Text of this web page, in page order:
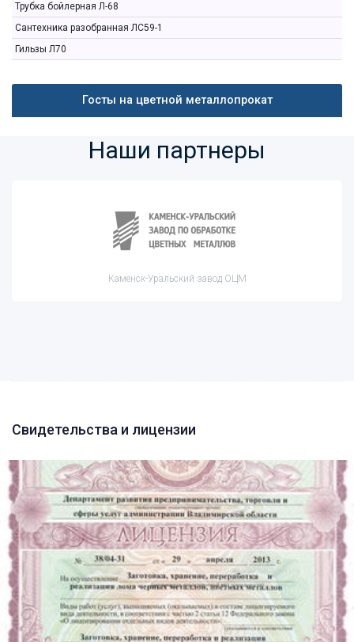
Трубка бойлерная Л-68
Сантехника разобранная ЛС59-1
Гильзы Л70
Госты на цветной металлопрокат
Наши партнеры
Каменск-Уральский завод ОЦМ
Свидетельства и лицензии